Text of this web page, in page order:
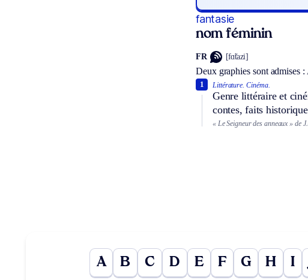
fantasie
nom féminin
FR [fɑ̃tazi]
Deux graphies sont admises :
Littérature. Cinéma.
Genre littéraire et
contes, faits
1
« Le Seigneur des anneaux » de
A B C D E F G H I